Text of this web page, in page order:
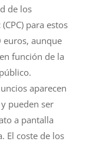
de los
para estos
aunque
función de la
aparecen
pueden ser
a pantalla
El coste de los